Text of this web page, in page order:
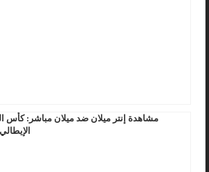
مشاهدة إنتر ميلان ضد ميلان مباشر: كأس
الإيطالي 2025